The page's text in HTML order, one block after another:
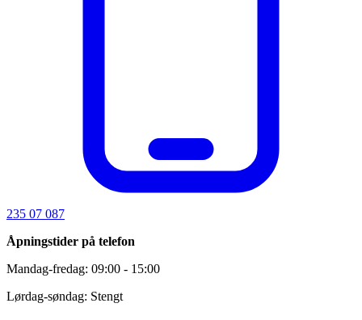
235 07 087
Åpningstider på telefon
Mandag-fredag: 09:00 - 15:00
Lørdag-søndag: Stengt